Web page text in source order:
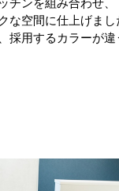
な空間に仕上げまし
採用するカラーが